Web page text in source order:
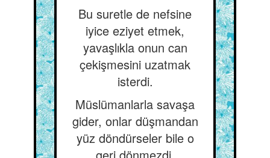
Bu suretle de nefsine
iyice eziyet etmek,
yavaşlıkla onun can
çekişmesini uzatmak
isterdi.
Müslümanlarla savaşa
gider, onlar düşmandan
yüz döndürseler bile o